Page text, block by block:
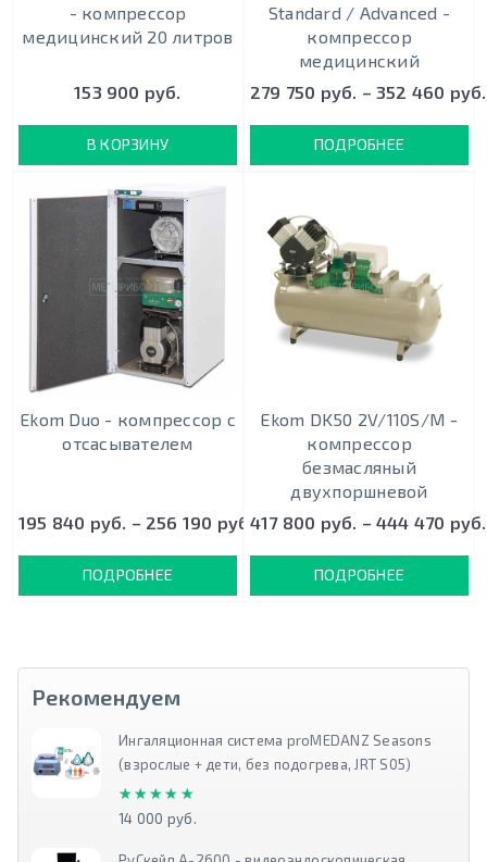
- компрессор
медицинский 20 литров
153 900 руб.
В КОРЗИНУ
Standard / Advanced -
компрессор
медицинский
279 750 руб. – 352 460 руб.
ПОДРОБНЕЕ
Ekom Duo - кoмпрeccoр c
oтcacывaтeлeм
195 840 руб. – 256 190 руб.
ПОДРОБНЕЕ
Ekom DK50 2V/110S/M -
кoмпрeccoр
безмасляный
двухпоршневой
417 800 руб. – 444 470 руб.
ПОДРОБНЕЕ
Рекомендуем
Ингаляционная система proMEDANZ Seasons
(взрослые + дети, без подогрева, JRT S05)
★★★★★
★★★★★
14 000 руб.